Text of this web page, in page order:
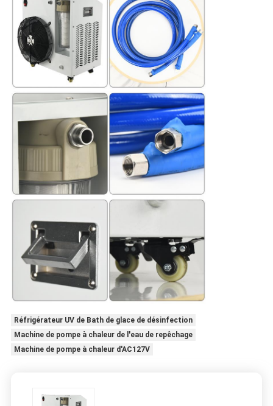
Réfrigérateur UV de Bath de glace de désinfection
Machine de pompe à chaleur de l'eau de repêchage
Machine de pompe à chaleur d'AC127V